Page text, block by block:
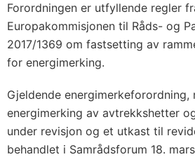
Forordningen er utfyllende regler
Europakommisjonen til Råds- og
2017/1369 om fastsetting av
for energimerking.
Gjeldende energimerkeforordning,
energimerking av avtrekkshetter
under revisjon og et utkast til
behandlet i Samrådsforum 18.